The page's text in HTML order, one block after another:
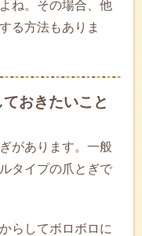
ね。その場合、他
る方法もありま
おきたいこと
があります。一般
タイプの爪とぎで
らしてボロボロに